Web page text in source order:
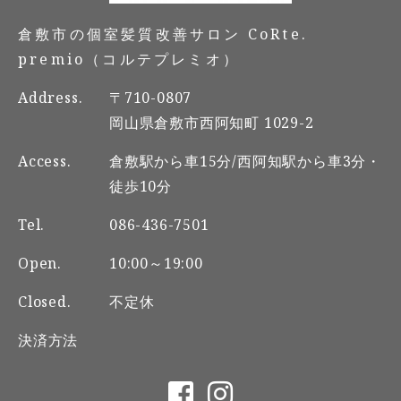
倉敷市の個室髪質改善サロン CoRte.
premio（コルテプレミオ）
Address.
〒710-0807
岡山県倉敷市西阿知町 1029-2
Access.
倉敷駅から車15分/西阿知駅から車3分・
徒歩10分
Tel.
086-436-7501
Open.
10:00～19:00
Closed.
不定休
決済方法